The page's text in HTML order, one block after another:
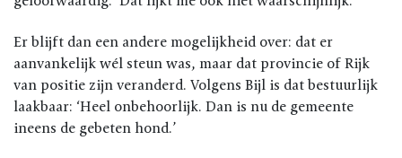
Er blijft dan een andere mogelijkheid over: dat er
aanvankelijk wél steun was, maar dat provincie of Rijk
van positie zijn veranderd. Volgens Bijl is dat bestuurlijk
laakbaar: ‘Heel onbehoorlijk. Dan is nu de gemeente
ineens de gebeten hond.’